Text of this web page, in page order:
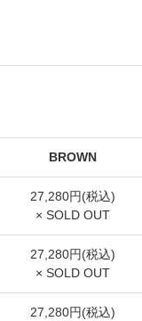
BROWN
27,280円(税込)
× SOLD OUT
27,280円(税込)
× SOLD OUT
27,280円(税込)